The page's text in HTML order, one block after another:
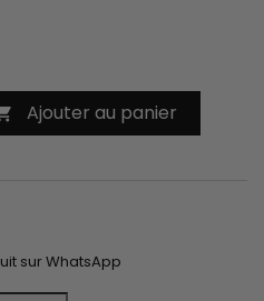
Ajouter au panier
sur WhatsApp